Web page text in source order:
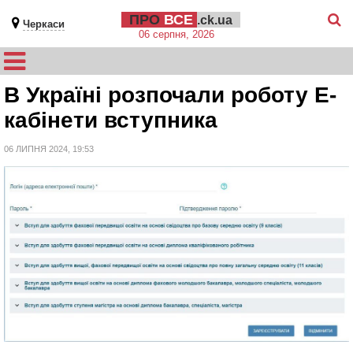
Черкаси ПРО ВСЕ .ck.ua
06 серпня, 2026
В Україні розпочали роботу Е-
кабінети вступника
06 ЛИПНЯ 2024, 19:53